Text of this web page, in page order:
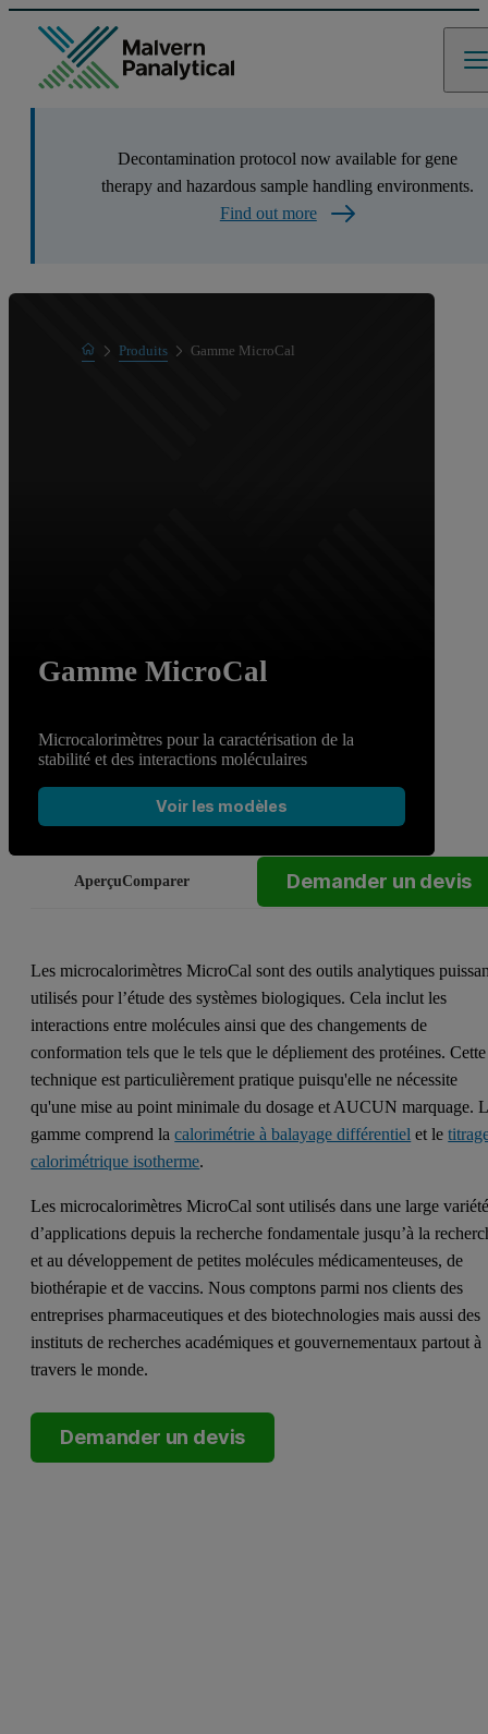
Decontamination protocol now available for gene
therapy and hazardous sample handling environments.
Find out more
HomeProduits
Gamme de produits
Gamme MicroCal
Gamme MicroCal
Microcalorimètres pour la caractérisation de la
stabilité et des interactions moléculaires
Voir les modèles
AperçuComparer Demander un devis
Les microcalorimètres MicroCal sont des outils analytiques
utilisés pour l’étude des systèmes biologiques. Cela inclut les
interactions entre molécules ainsi que des changements de
conformation tels que le tels que le dépliement des protéines. Cette
technique est particulièrement pratique puisqu'elle ne nécessite
qu'une mise au point minimale du dosage et AUCUN marquage.
gamme comprend lacalorimétrie à balayage différentiel et le
calorimétrique isotherme.
Les microcalorimètres MicroCal sont utilisés dans une large
d’applications depuis la recherche fondamentale jusqu’à la
et au développement de petites molécules médicamenteuses, de
biothérapie et de vaccins. Nous comptons parmi nos clients des
entreprises pharmaceutiques et des biotechnologies mais aussi des
instituts de recherches académiques et gouvernementaux partout à
travers le monde.
Demander un devis